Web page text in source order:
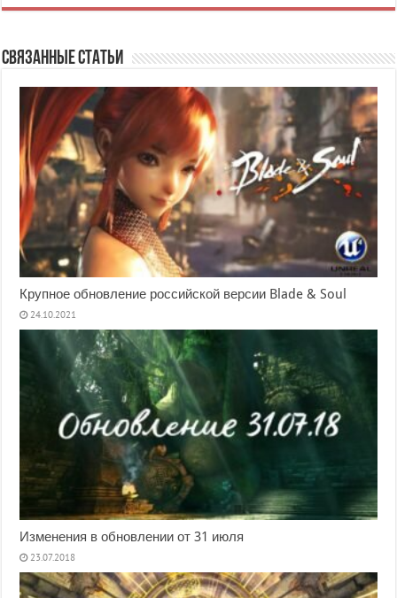
Связанные статьи
Крупное обновление российской версии Blade & Soul
24.10.2021
Изменения в обновлении от 31 июля
23.07.2018